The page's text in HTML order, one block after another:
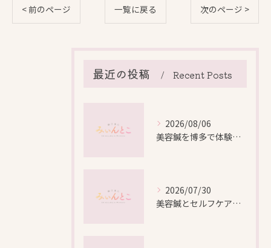
< 前のページ 一覧に戻る 次のページ >
最近の投稿 Recent Posts
2026/08/06
美容鍼を博多で体験する際の効果や安全性と料金比較徹底ガイド
2026/07/30
美容鍼とセルフケアで叶える愛知県名古屋市北区米が瀬町の新しい美しさ